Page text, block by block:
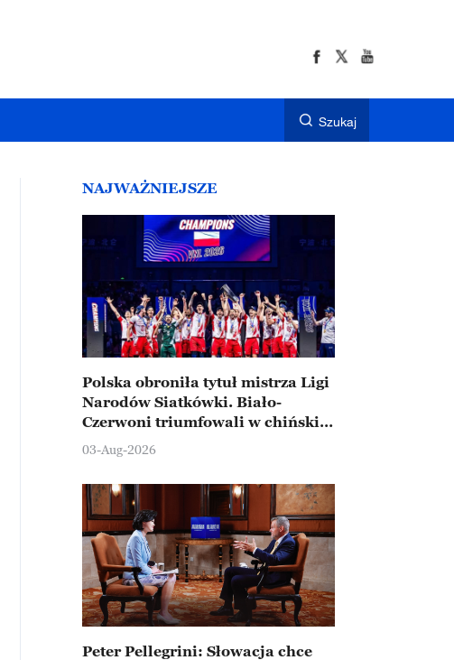
Szukaj
NAJWAŻNIEJSZE
Polska obroniła tytuł mistrza Ligi
Narodów Siatkówki. Biało-
Czerwoni triumfowali w chińskim
Ningbo
03-Aug-2026
Peter Pellegrini: Słowacja chce